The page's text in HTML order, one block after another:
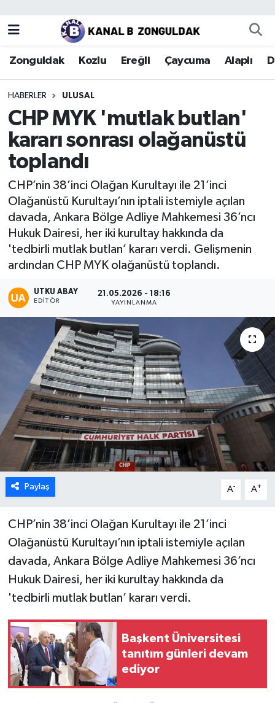
Zonguldak Kozlu Ereğli Çaycuma Alaplı
HABERLER ULUSAL
CHP MYK 'mutlak butlan'
kararı sonrası olağanüstü
toplandı
CHP’nin 38’inci Olağan Kurultayı ile 21’inci
Olağanüstü Kurultayı’nın iptali istemiyle açılan
davada, Ankara Bölge Adliye Mahkemesi 36’ncı
Hukuk Dairesi, her iki kurultay hakkında da
'tedbirli mutlak butlan’ kararı verdi. Gelişmenin
ardından CHP MYK olağanüstü toplandı.
UTKU ABAY
EDITÖR
21.05.2026 - 18:16
YAYINLANMA
Paylaş A- A+
CHP’nin 38’inci Olağan Kurultayı ile 21’inci
Olağanüstü Kurultayı’nın iptali istemiyle açılan
davada, Ankara Bölge Adliye Mahkemesi 36’ncı
Hukuk Dairesi, her iki kurultay hakkında da
'tedbirli mutlak butlan’ kararı verdi.
Başkent Üniversitesi
tanıtım günleri devam
ediyor
Zonguldak
Kozlu
Ereğli
Çaycuma
Alaplı
Devrek
Gökçebey
Bartın
Karabük
Spor
Ulusal
Zonguldak Nöbetçi Eczaneler
Zonguldak Hava Durumu
Zonguldak Trafik Yoğunluk Haritası
Puan Durumu ve Fikstür
Tüm Manşetler
Son Dakika Haberleri
Haber Arşivi